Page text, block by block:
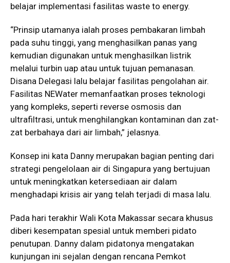
belajar implementasi fasilitas waste to energy.
“Prinsip utamanya ialah proses pembakaran limbah
pada suhu tinggi, yang menghasilkan panas yang
kemudian digunakan untuk menghasilkan listrik
melalui turbin uap atau untuk tujuan pemanasan.
Disana Delegasi lalu belajar fasilitas pengolahan air.
Fasilitas NEWater memanfaatkan proses teknologi
yang kompleks, seperti reverse osmosis dan
ultrafiltrasi, untuk menghilangkan kontaminan dan zat-
zat berbahaya dari air limbah,” jelasnya.
Konsep ini kata Danny merupakan bagian penting dari
strategi pengelolaan air di Singapura yang bertujuan
untuk meningkatkan ketersediaan air dalam
menghadapi krisis air yang telah terjadi di masa lalu.
Pada hari terakhir Wali Kota Makassar secara khusus
diberi kesempatan spesial untuk memberi pidato
penutupan. Danny dalam pidatonya mengatakan
kunjungan ini sejalan dengan rencana Pemkot